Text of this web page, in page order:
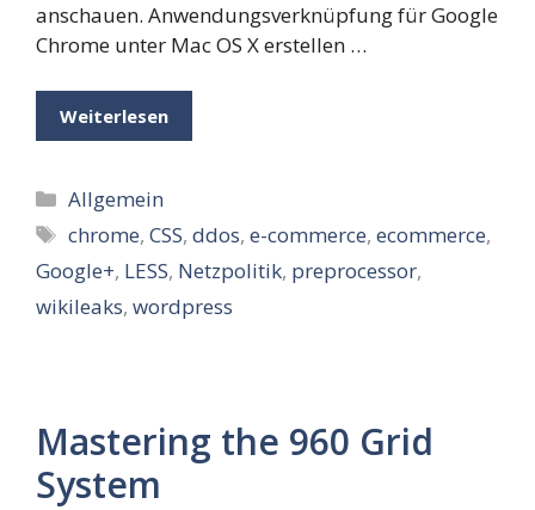
anschauen. Anwendungsverknüpfung für Google
Chrome unter Mac OS X erstellen …
Weiterlesen
Kategorien
Allgemein
Schlagwörter
chrome,CSS,ddos,e-commerce,ecommerce,
Google+, LESS, Netzpolitik, preprocessor,
wikileaks, wordpress
Mastering the 960 Grid
System